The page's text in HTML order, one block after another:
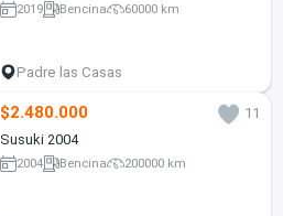
2019 Bencina 60000 km
Padre las Casas
$2.480.000
11
Susuki 2004
2004 Bencina 200000 km